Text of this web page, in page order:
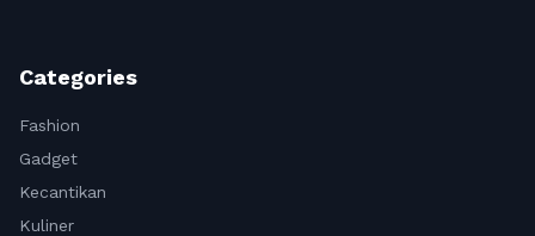
Categories
Fashion
Gadget
Kecantikan
Kuliner